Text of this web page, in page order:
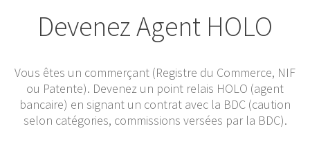
Devenez Agent HOLO
Vous êtes un commerçant (Registre du Commerce, NIF
ou Patente). Devenez un point relais HOLO (agent
bancaire) en signant un contrat avec la BDC (caution
selon catégories, commissions versées par la BDC).